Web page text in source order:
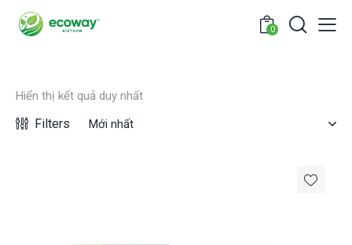
0
Hiển thị kết quả duy nhất
Filters